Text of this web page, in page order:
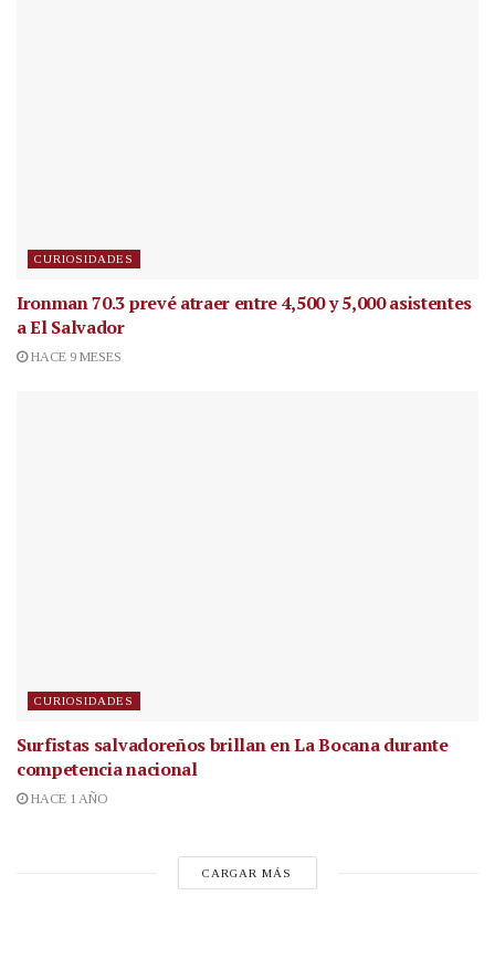
CURIOSIDADES
Ironman 70.3 prevé atraer entre 4,500 y 5,000 asistentes
a El Salvador
HACE 9 MESES
CURIOSIDADES
Surfistas salvadoreños brillan en La Bocana durante
competencia nacional
HACE 1 AÑO
CARGAR MÁS